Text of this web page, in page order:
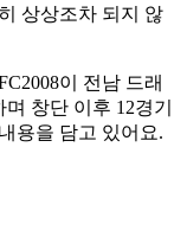
상상조차 되지 않
이 전남 드래
창단 이후 12경기
용을 담고 있어요.